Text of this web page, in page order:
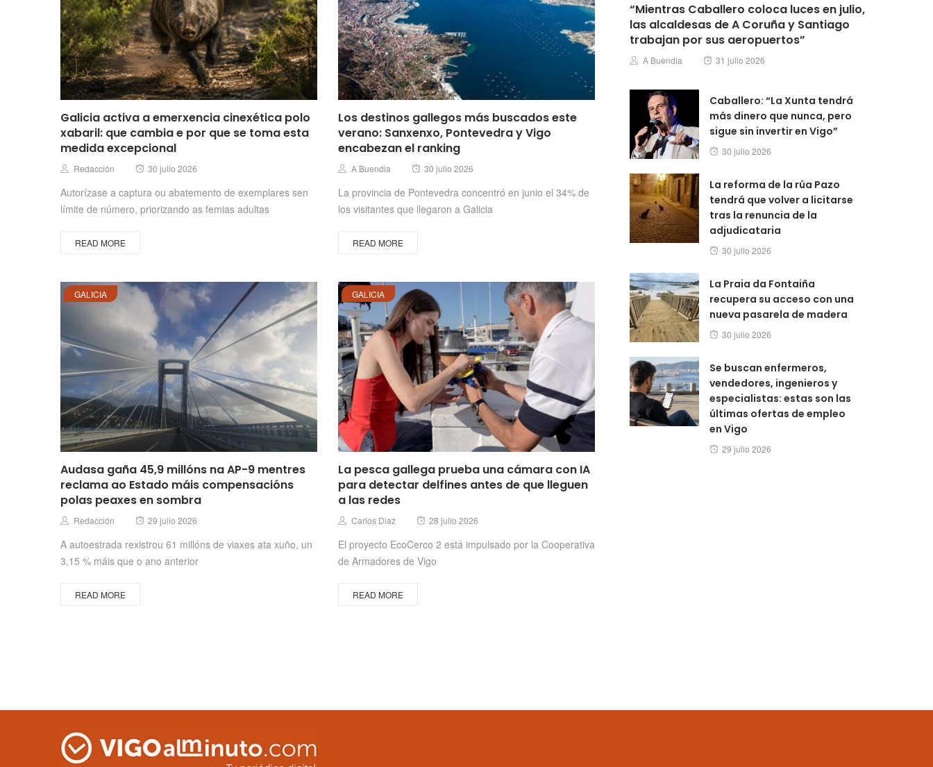
Galicia activa a emerxencia cinexética polo
xabaril: que cambia e por que se toma esta
medida excepcional
Author
Redacción
Posted
30 julio 2026
Autorízase a captura ou abatemento de exemplares sen
límite de número, priorizando as femias adultas
READ MORE
Los destinos gallegos más buscados este
verano: Sanxenxo, Pontevedra y Vigo
encabezan el ranking
Author
A Buendia
Posted
30 julio 2026
La provincia de Pontevedra concentró en junio el 34% de
los visitantes que llegaron a Galicia
READ MORE
GALICIA
Audasa gaña 45,9 millóns na AP-9 mentres
reclama ao Estado máis compensacións
polas peaxes en sombra
Author
Redacción
Posted
29 julio 2026
A autoestrada rexistrou 61 millóns de viaxes ata xuño, un
3,15 % máis que o ano anterior
READ MORE
GALICIA
La pesca gallega prueba una cámara con IA
para detectar delfines antes de que lleguen
a las redes
Author
Carlos Diaz
Posted
28 julio 2026
El proyecto EcoCerco 2 está impulsado por la Cooperativa
de Armadores de Vigo
READ MORE
“Mientras Caballero coloca luces en julio,
las alcaldesas de A Coruña y Santiago
trabajan por sus aeropuertos”
Author
A Buendia
Posted
31 julio 2026
Caballero: “La Xunta tendrá
más dinero que nunca, pero
sigue sin invertir en Vigo”
Posted
30 julio 2026
La reforma de la rúa Pazo
tendrá que volver a licitarse
tras la renuncia de la
adjudicataria
Posted
30 julio 2026
La Praia da Fontaiña
recupera su acceso con una
nueva pasarela de madera
Posted
30 julio 2026
Se buscan enfermeros,
vendedores, ingenieros y
especialistas: estas son las
últimas ofertas de empleo
en Vigo
Posted
29 julio 2026